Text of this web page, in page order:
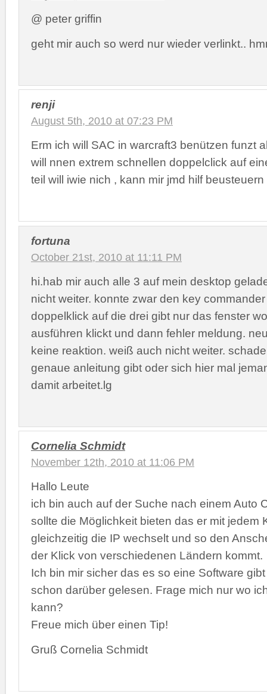
@ peter griffin
geht mir auch so werd nur wieder verlinkt..
renji
August 5th, 2010 at 07:23 PM
Erm ich will SAC in warcraft3 benützen funzt
will nnen extrem schnellen doppelclick auf
teil will iwie nich , kann mir jmd hilf beusteuern
fortuna
October 21st, 2010 at 11:11 PM
hi.hab mir auch alle 3 auf mein desktop
nicht weiter. konnte zwar den key
doppelklick auf die drei gibt nur das fenster
ausführen klickt und dann fehler meldung.
keine reaktion. weiß auch nicht weiter.
genaue anleitung gibt oder sich hier mal
damit arbeitet.lg
Cornelia Schmidt
November 12th, 2010 at 11:06 PM
Hallo Leute
ich bin auch auf der Suche nach einem Auto
sollte die Möglichkeit bieten das er mit jedem
gleichzeitig die IP wechselt und so den
der Klick von verschiedenen Ländern kommt.
Ich bin mir sicher das es so eine Software
schon darüber gelesen. Frage mich nur wo
kann?
Freue mich über einen Tip!
Gruß Cornelia Schmidt